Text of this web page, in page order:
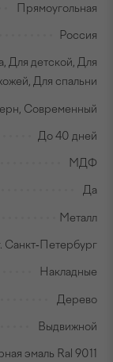
Прямоугольная
Россия
Для детской, Для
Для спальни
Современный
До 40 дней
МДФ
Да
Металл
Санкт-Петербург
Накладные
Дерево
Выдвижной
эмаль Ral 9011